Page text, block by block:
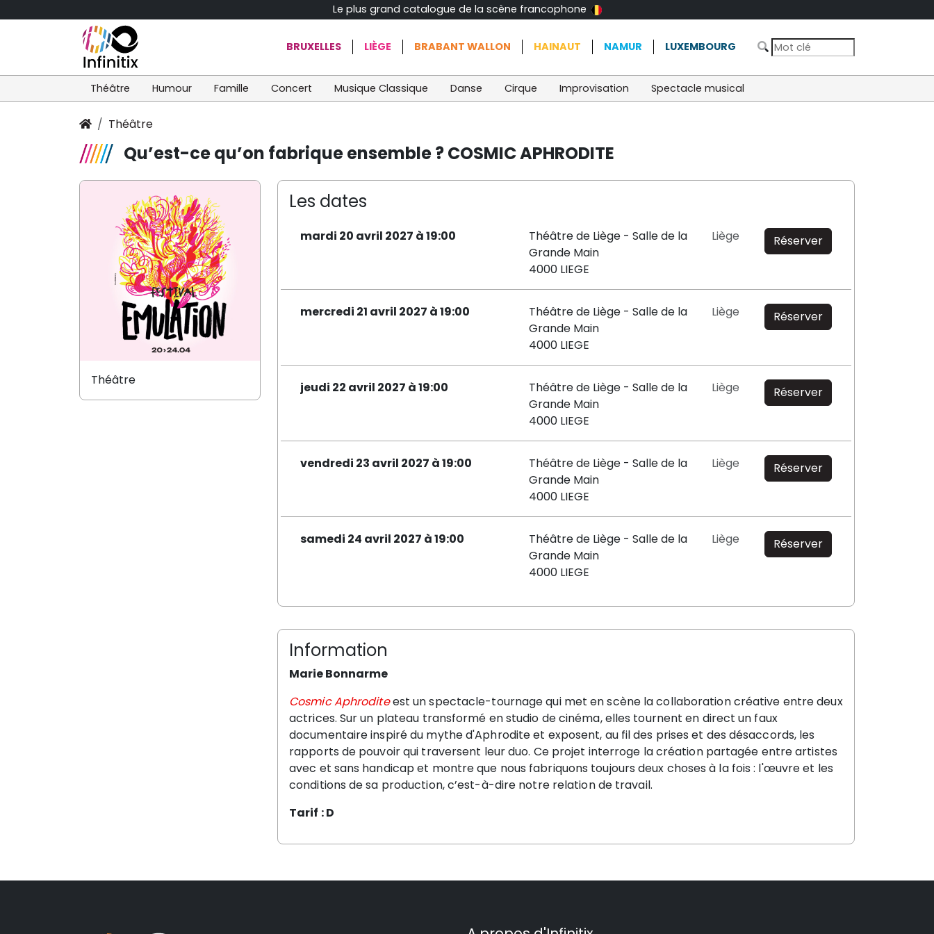
Le plus grand catalogue de la scène francophone
BRUXELLES LIÈGE BRABANT WALLON HAINAUT NAMUR LUXEMBOURG
Théâtre Humour Famille Concert Musique Classique Danse Cirque Improvisation Spectacle musical
Théâtre
Qu’est-ce qu’on fabrique ensemble ? COSMIC APHRODITE
Les dates
mardi 20 avril 2027 à 19:00
Théâtre de Liège - Salle de la
Grande Main
4000 LIEGE
Liège Réserver
mercredi 21 avril 2027 à 19:00
Théâtre de Liège - Salle de la
Grande Main
4000 LIEGE
Liège Réserver
jeudi 22 avril 2027 à 19:00
Théâtre de Liège - Salle de la
Grande Main
4000 LIEGE
Liège Réserver
vendredi 23 avril 2027 à 19:00
Théâtre de Liège - Salle de la
Grande Main
4000 LIEGE
Liège Réserver
samedi 24 avril 2027 à 19:00
Théâtre de Liège - Salle de la
Grande Main
4000 LIEGE
Liège Réserver
Information
Marie Bonnarme
Cosmic Aphroditeest un spectacle-tournage qui met en scène la collaboration créative entre deux
actrices. Sur un plateau transformé en studio de cinéma, elles tournent en direct un faux
documentaire inspiré du mythe d'Aphrodite et exposent, au fil des prises et des désaccords, les
rapports de pouvoir qui traversent leur duo. Ce projet interroge la création partagée entre artistes
avec et sans handicap et montre que nous fabriquons toujours deux choses à la fois : l'œuvre et les
conditions de sa production, c’est-à-dire notre relation de travail.
Tarif : D
Théâtre